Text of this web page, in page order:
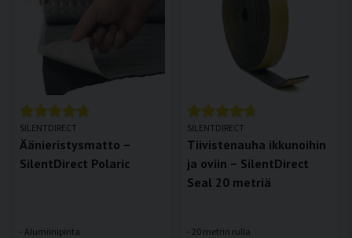
SILENTDIRECT
Äänieristysmatto –
SilentDirect Polaric
- Alumiinipinta
SILENTDIRECT
Tiivistenauha ikkunoihin
ja oviin – SilentDirect
Seal 20 metriä
- 20 metrin rulla